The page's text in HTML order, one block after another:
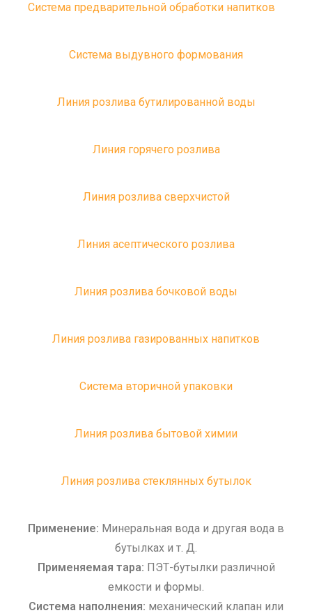
Система предварительной обработки напитков
Система выдувного формования
Линия розлива бутилированной воды
Линия горячего розлива
Линия розлива сверхчистой
Линия асептического розлива
Линия розлива бочковой воды
Линия розлива газированных напитков
Система вторичной упаковки
Линия розлива бытовой химии
Линия розлива стеклянных бутылок
Применение: Минеральная вода и другая вода в
бутылках и т. Д.
Применяемая тара: ПЭТ-бутылки различной
емкости и формы.
Система наполнения: механический клапан или